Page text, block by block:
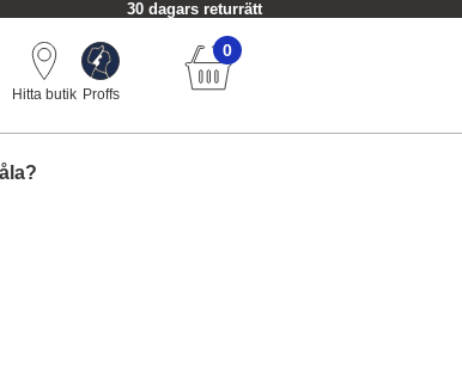
30 dagars returrätt
Hitta butik Proffs
0